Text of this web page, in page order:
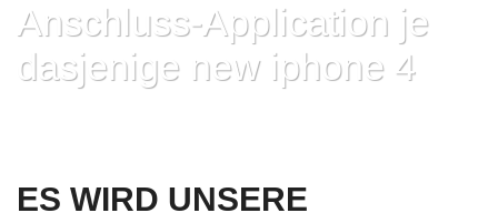
Anschluss-Application je
dasjenige new iphone 4
ES WIRD UNSERE